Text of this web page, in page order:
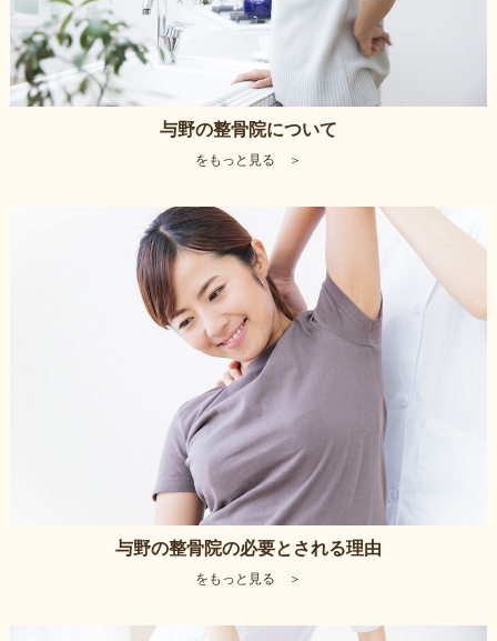
与野の整骨院について
をもっと見る ＞
与野の整骨院の必要とされる理由
をもっと見る ＞